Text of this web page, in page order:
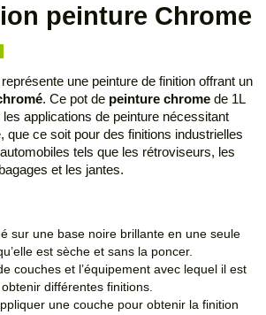
peinture Chrome
une peinture de finition offrant un
. Ce pot de peinture chrome de 1L
applications de peinture nécessitant
que ce soit pour des finitions industrielles
tels que les rétroviseurs, les
et les jantes.
sur une base noire brillante en une seule
est sèche et sans la poncer.
couches et l’équipement avec lequel il est
différentes finitions.
une couche pour obtenir la finition